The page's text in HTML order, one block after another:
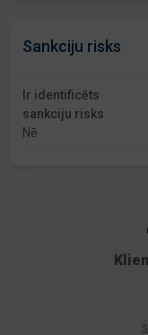
Sankciju risks
Ir identificēts
sankciju risks
Nē